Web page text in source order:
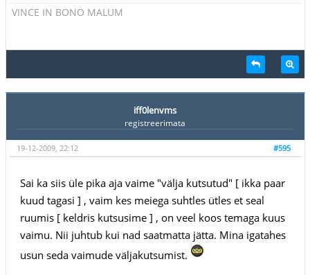
VINCE IN BONO MALUM
iff0lenvms
registreerimata
#595
19-12-2009, 22:12
Sai ka siis üle pika aja vaime "välja kutsutud" [ ikka paar
kuud tagasi ] , vaim kes meiega suhtles ütles et seal
ruumis [ keldris kutsusime ] , on veel koos temaga kuus
vaimu. Nii juhtub kui nad saatmatta jätta. Mina igatahes
usun seda vaimude väljakutsumist.